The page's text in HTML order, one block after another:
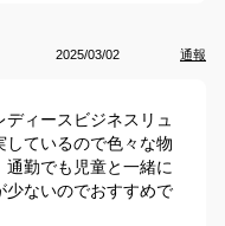
2025/03/02 通報
ィースビジネスリュ
しているので色々な物
勤でも児童と一緒に
少ないのでおすすめで